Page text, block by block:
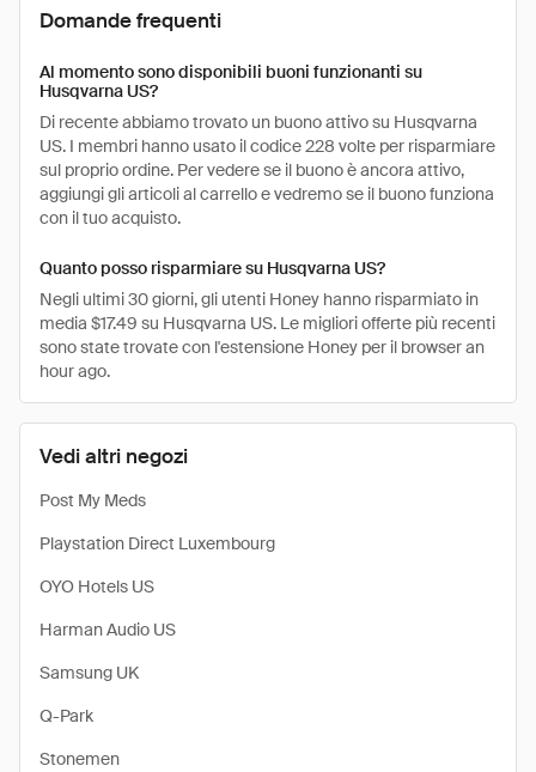
Vedi altri negozi
Post My Meds
Playstation Direct Luxembourg
OYO Hotels US
Harman Audio US
Samsung UK
Q-Park
Stonemen
Domande frequenti
Al momento sono disponibili buoni funzionanti su
Husqvarna US?
Di recente abbiamo trovato un buono attivo su Husqvarna
US. I membri hanno usato il codice 228 volte per risparmiare
sul proprio ordine. Per vedere se il buono è ancora attivo,
aggiungi gli articoli al carrello e vedremo se il buono funziona
con il tuo acquisto.
Quanto posso risparmiare su Husqvarna US?
Negli ultimi 30 giorni, gli utenti Honey hanno risparmiato in
media $17.49 su Husqvarna US. Le migliori offerte più recenti
sono state trovate con l'estensione Honey per il browser an
hour ago.